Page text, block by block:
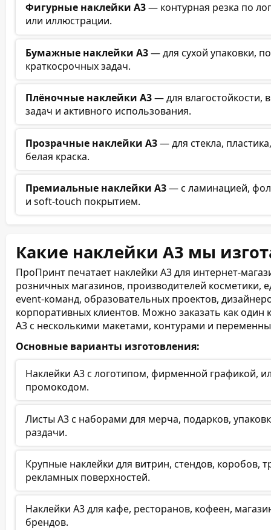
Фигурные наклейки А3— контурная резка по
или иллюстрации.
Бумажные наклейки А3— для сухой упаковки,
краткосрочных задач.
Плёночные наклейки А3— для влагостойкости,
задач и активного использования.
Прозрачные наклейки А3— для стекла,
белая краска.
Премиальные наклейки А3— с ламинацией,
и soft-touch покрытием.
Какие наклейки А3 мы
ПроПринт печатает наклейки А3 для интернет-
розничных магазинов, производителей косметики,
event-команд, образовательных проектов,
корпоративных клиентов. Можно заказать как один
А3 с несколькими макетами, контурами и
Основные варианты изготовления:
Наклейки А3 с логотипом, фирменной графикой,
промокодом.
Листы А3 с наборами для мерча, подарков,
раздачи.
Крупные наклейки для витрин, стендов, коробов,
рекламных поверхностей.
Наклейки А3 для кафе, ресторанов, кофеен,
брендов.